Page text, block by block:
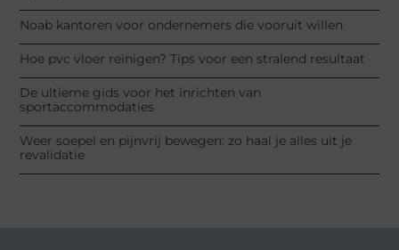
Noab kantoren voor ondernemers die vooruit willen
Hoe pvc vloer reinigen? Tips voor een stralend resultaat
De ultieme gids voor het inrichten van
sportaccommodaties
Weer soepel en pijnvrij bewegen: zo haal je alles uit je
revalidatie